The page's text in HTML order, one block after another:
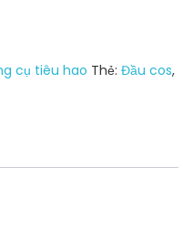
cụ tiêu hao Thẻ:Đầu cos,